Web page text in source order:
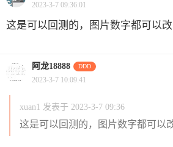
2023-3-7 09:36:01
这是可以回测的，图片数字都可以
阿龙18888 DDD
2023-3-7 10:09:41
xuan1 发表于 2023-3-7 09:36
这是可以回测的，图片数字都可以